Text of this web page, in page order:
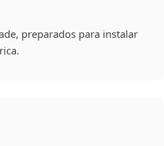
preparados para instalar